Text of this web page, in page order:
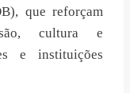
que reforçam
cultura e
e instituições